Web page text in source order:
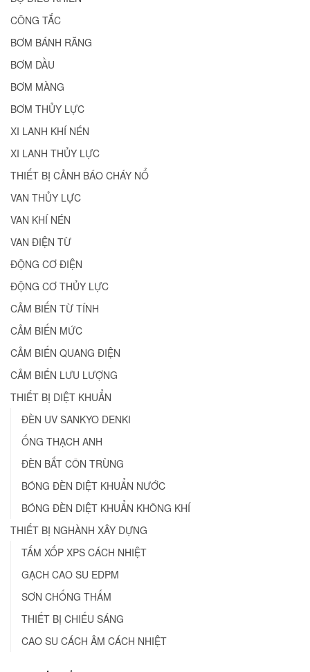
CÔNG TẮC
BƠM BÁNH RĂNG
BƠM DẦU
BƠM MÀNG
BƠM THỦY LỰC
XI LANH KHÍ NÉN
XI LANH THỦY LỰC
THIẾT BỊ CẢNH BÁO CHÁY NỔ
VAN THỦY LỰC
VAN KHÍ NÉN
VAN ĐIỆN TỪ
ĐỘNG CƠ ĐIỆN
ĐỘNG CƠ THỦY LỰC
CẢM BIẾN TỪ TÍNH
CẢM BIẾN MỨC
CẢM BIẾN QUANG ĐIỆN
CẢM BIẾN LƯU LƯỢNG
THIẾT BỊ DIỆT KHUẨN
ĐÈN UV SANKYO DENKI
ỐNG THẠCH ANH
ĐÈN BẮT CÔN TRÙNG
BÓNG ĐÈN DIỆT KHUẨN NƯỚC
BÓNG ĐÈN DIỆT KHUẨN KHÔNG KHÍ
THIẾT BỊ NGHÀNH XÂY DỰNG
TẤM XỐP XPS CÁCH NHIỆT
GẠCH CAO SU EDPM
SƠN CHỐNG THẤM
THIẾT BỊ CHIẾU SÁNG
CAO SU CÁCH ÂM CÁCH NHIỆT